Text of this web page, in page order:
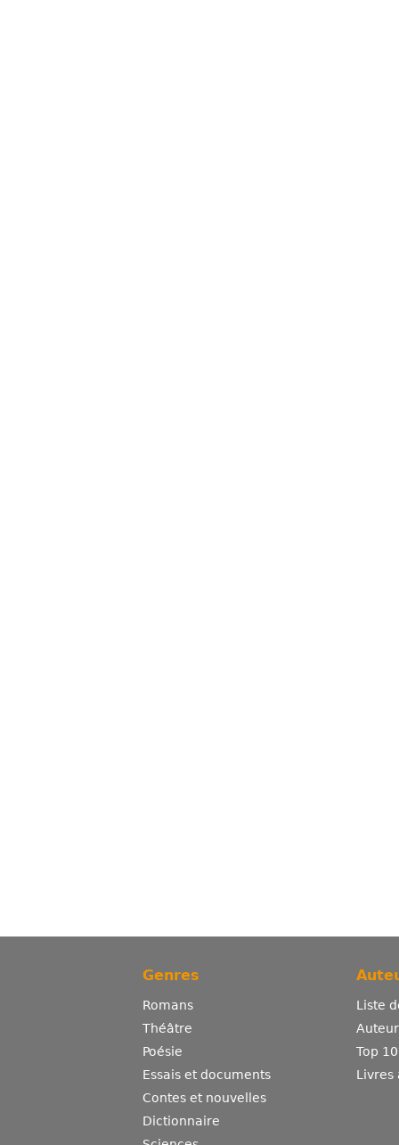
Genres
Romans
Théâtre
Poésie
Essais et documents
Contes et nouvelles
Dictionnaire
Liste
Top
Livres